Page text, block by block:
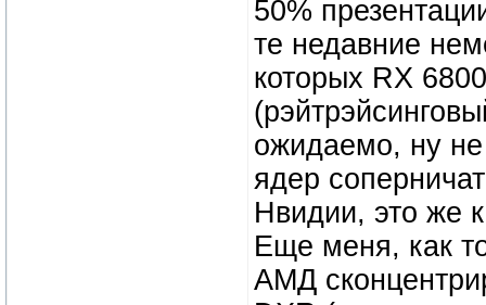
50%
те недавние
которых RX
ожидаемо, ну
ядер
Нвидии, это же
Еще меня, как
АМД